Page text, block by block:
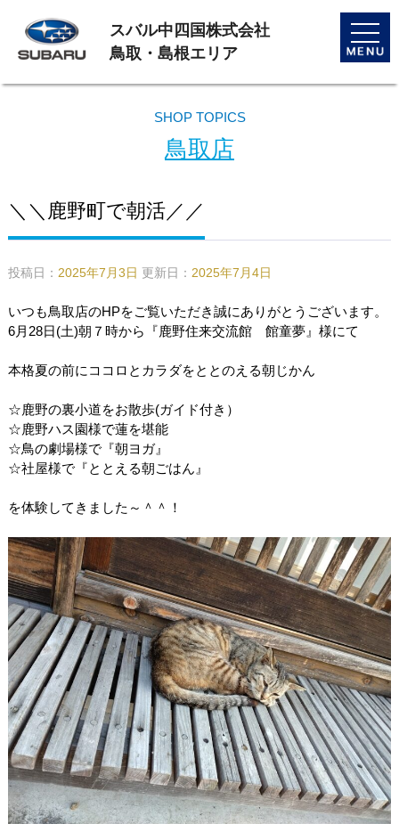
toggle
スバル中四国株式会社
鳥取・島根エリア
SHOP TOPICS
鳥取店
＼＼鹿野町で朝活／／
投稿日： 2025年7月3日 更新日： 2025年7月4日
いつも鳥取店のHPをご覧いただき誠にありがとうございます。
6月28日(土)朝７時から『鹿野住来交流館 館童夢』様にて
本格夏の前にココロとカラダをととのえる朝じかん
☆鹿野の裏小道をお散歩(ガイド付き）
☆鹿野ハス園様で蓮を堪能
☆鳥の劇場様で『朝ヨガ』
☆社屋様で『ととえる朝ごはん』
を体験してきました～＾＾！